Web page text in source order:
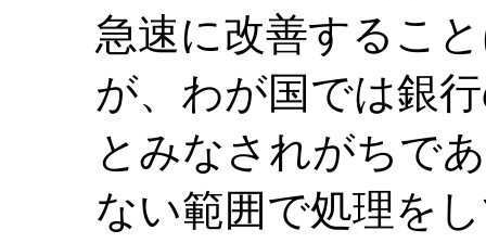
急速に改善するこ
が、わが国では銀
とみなされがちで
ない範囲で処理を